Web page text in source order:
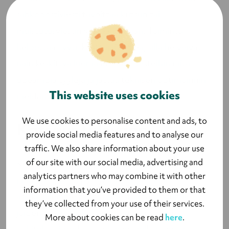
This website uses cookies
We use cookies to personalise content and ads, to
provide social media features and to analyse our
traffic. We also share information about your use
of our site with our social media, advertising and
analytics partners who may combine it with other
information that you’ve provided to them or that
they’ve collected from your use of their services.
More about cookies can be read here.
muistutusviestin vastaanottajan. Toiminto
helpottaa Lyyti-käyttäjän arkea, sillä he voivat
näin keskittyä luomaan sähköposteihin mitä
meidän käsiimme.
Katsaus tulevaan
Kehitämme tuotteemme ominaisuuksia
jatkuvasti, jotta pystymme tarjoamaan
asiakkaillemme tapoja järjestää tapahtumia,
joiden osallistujakokemus on huipussaan.